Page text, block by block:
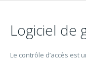
Logiciel de
Le contrôle d’accès